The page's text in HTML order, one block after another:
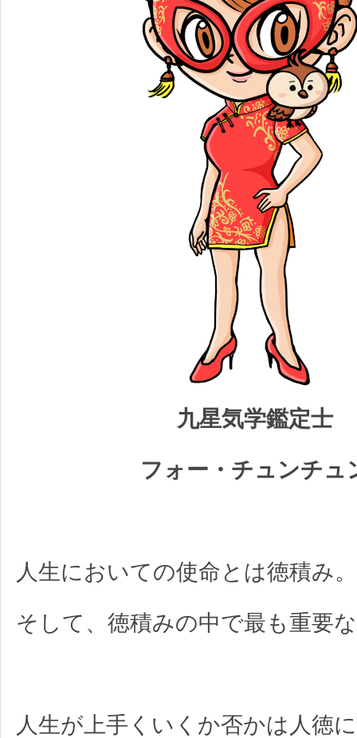
九星気学鑑定士
フォー・チュンチュ
人生においての使命とは徳積み。
そして、徳積みの中で最も重要
人生が上手くいくか否かは人徳